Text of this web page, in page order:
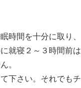
時間を十分に取り、
就寝２～３時間前は
。
下さい。それでもチ